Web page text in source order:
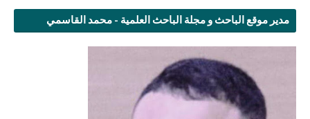
مدير موقع الباحث و مجلة الباحث العلمية - محمد القاسمي